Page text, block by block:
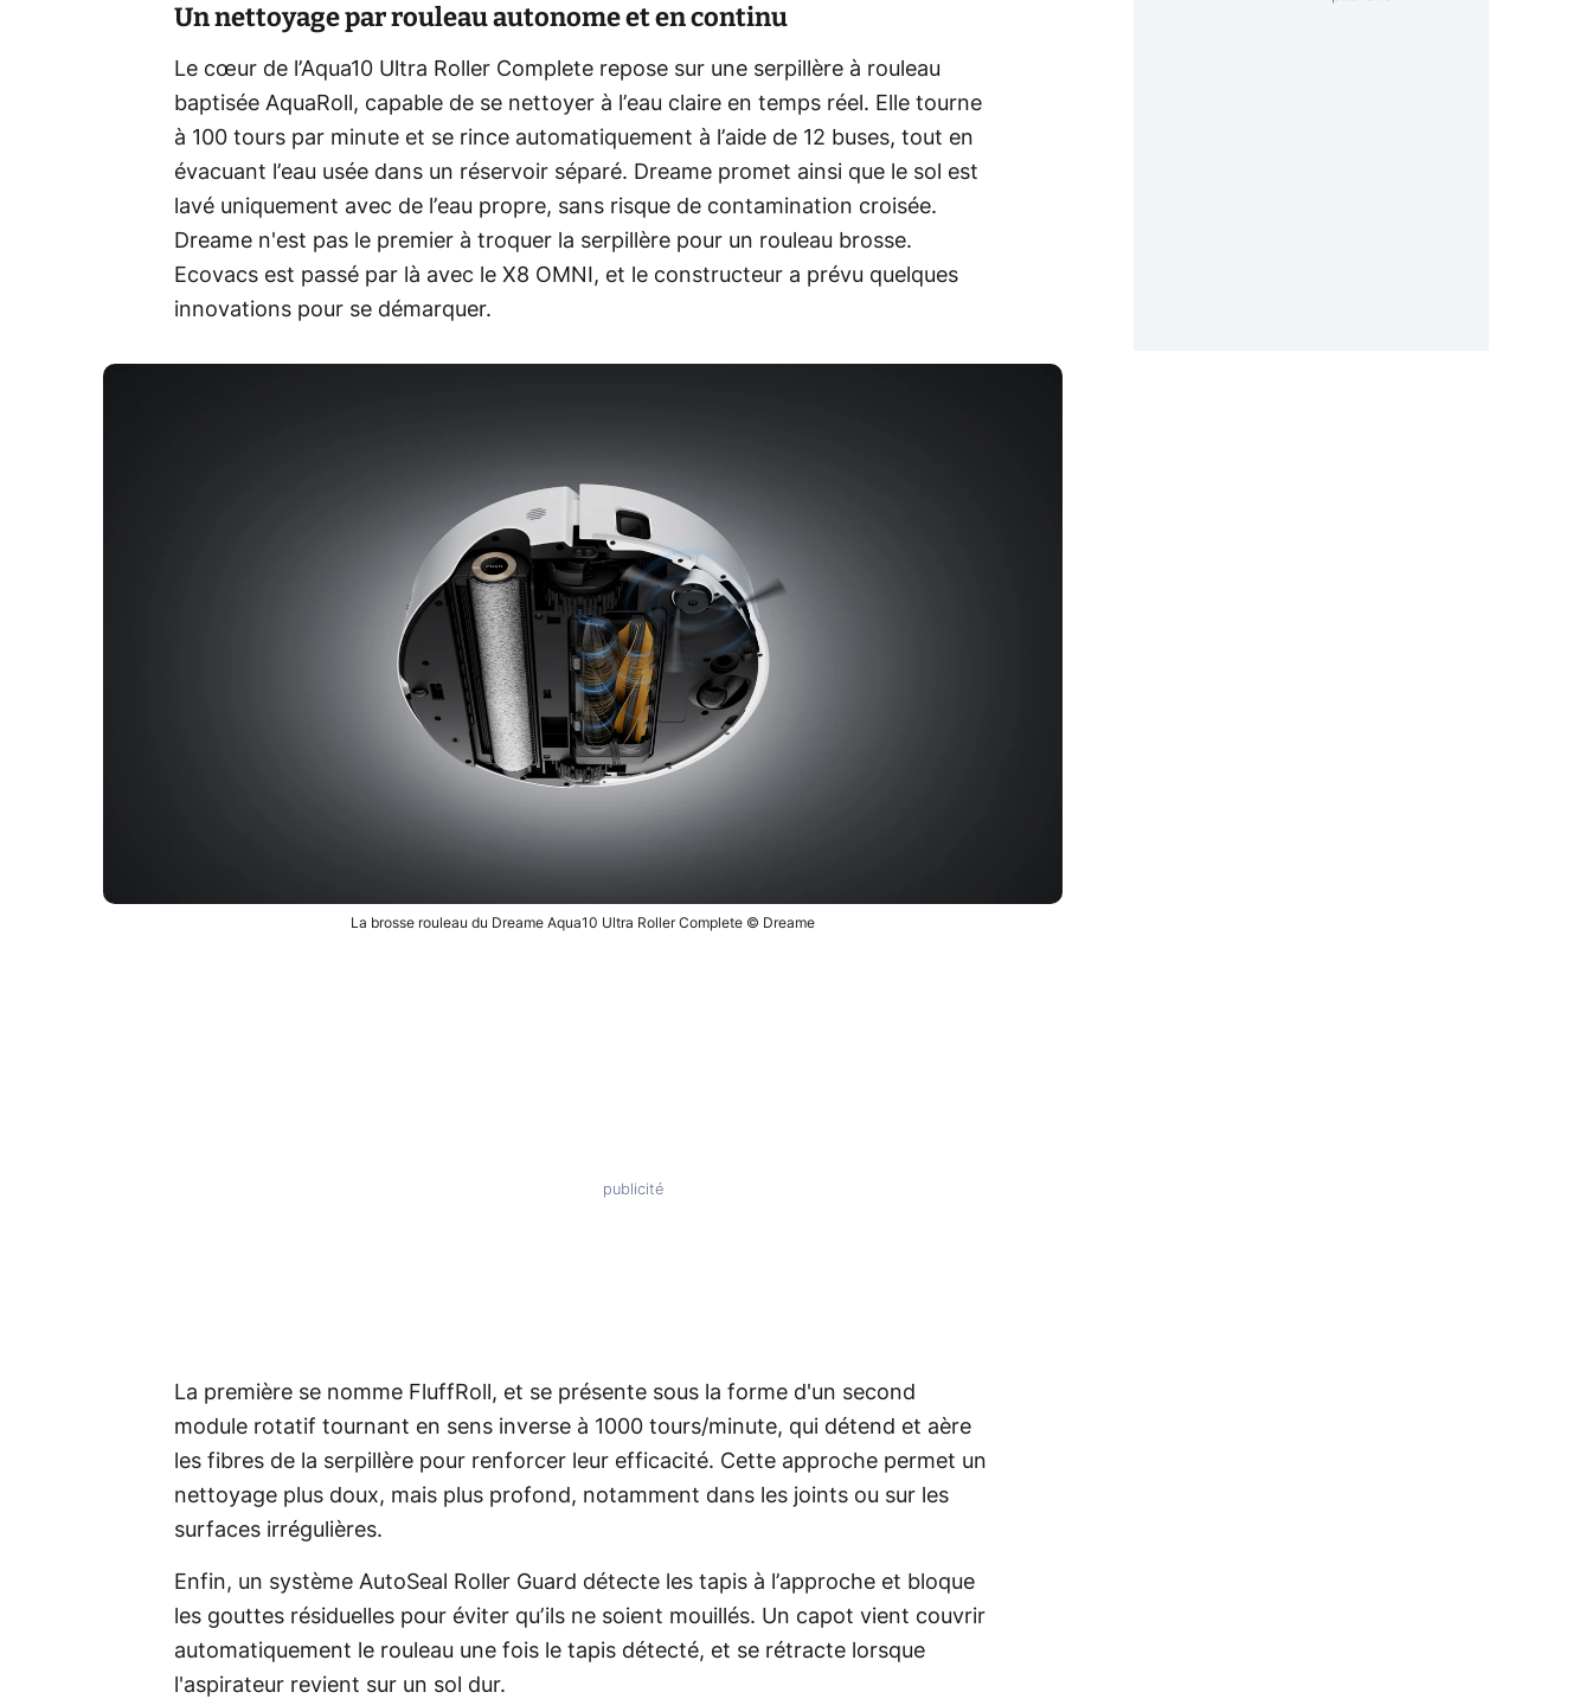
Un nettoyage par rouleau autonome et en continu
Le cœur de l’Aqua10 Ultra Roller Complete repose sur une serpillère à rouleau
baptisée AquaRoll, capable de se nettoyer à l’eau claire en temps réel. Elle tourne
à 100 tours par minute et se rince automatiquement à l’aide de 12 buses, tout en
évacuant l’eau usée dans un réservoir séparé. Dreame promet ainsi que le sol est
lavé uniquement avec de l’eau propre, sans risque de contamination croisée.
Dreame n'est pas le premier à troquer la serpillère pour un rouleau brosse.
Ecovacs est passé par là avec le X8 OMNI, et le constructeur a prévu quelques
innovations pour se démarquer.
La brosse rouleau du Dreame Aqua10 Ultra Roller Complete © Dreame
La première se nomme FluffRoll, et se présente sous la forme d'un second
module rotatif tournant en sens inverse à 1000 tours/minute, qui détend et aère
les fibres de la serpillère pour renforcer leur efficacité. Cette approche permet un
nettoyage plus doux, mais plus profond, notamment dans les joints ou sur les
surfaces irrégulières.
Enfin, un système AutoSeal Roller Guard détecte les tapis à l’approche et bloque
les gouttes résiduelles pour éviter qu’ils ne soient mouillés. Un capot vient couvrir
automatiquement le rouleau une fois le tapis détecté, et se rétracte lorsque
l'aspirateur revient sur un sol dur.